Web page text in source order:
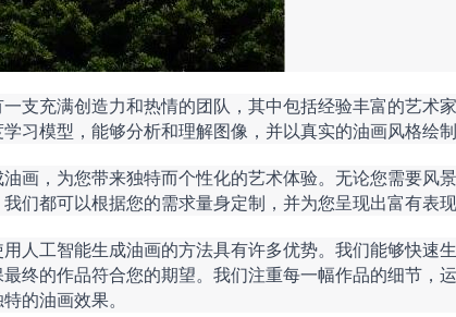
支充满创造力和热情的团队，其中包括经验丰富的艺术
习模型，能够分析和理解图像，并以真实的油画风格绘制
画，为您带来独特而个性化的艺术体验。无论您需要风
们都可以根据您的需求量身定制，并为您呈现出富有表现
人工智能生成油画的方法具有许多优势。我们能够快速
终的作品符合您的期望。我们注重每一幅作品的细节，运
的油画效果。